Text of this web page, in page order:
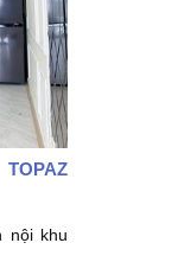
nội khu